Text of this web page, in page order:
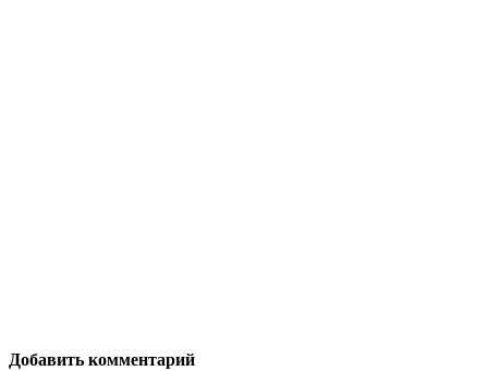
Добавить комментарий